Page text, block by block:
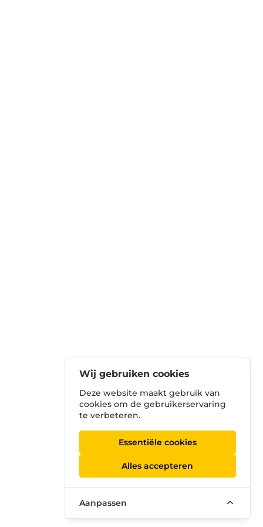
Wij gebruiken cookies
Deze website maakt gebruik van
cookies om de gebruikerservaring
te verbeteren.
Essentiële cookies
Alles accepteren
Aanpassen